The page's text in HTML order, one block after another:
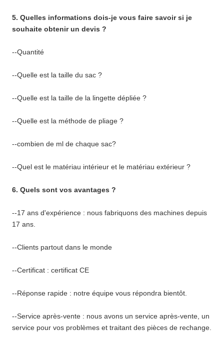
5. Quelles informations dois-je vous faire savoir si je
souhaite obtenir un devis ?
--Quantité
--Quelle est la taille du sac ?
--Quelle est la taille de la lingette dépliée ?
--Quelle est la méthode de pliage ?
--combien de ml de chaque sac?
--Quel est le matériau intérieur et le matériau extérieur ?
6. Quels sont vos avantages ?
--17 ans d'expérience : nous fabriquons des machines depuis
17 ans.
--Clients partout dans le monde
--Certificat : certificat CE
--Réponse rapide : notre équipe vous répondra bientôt.
--Service après-vente : nous avons un service après-vente, un
service pour vos problèmes et traitant des pièces de rechange.